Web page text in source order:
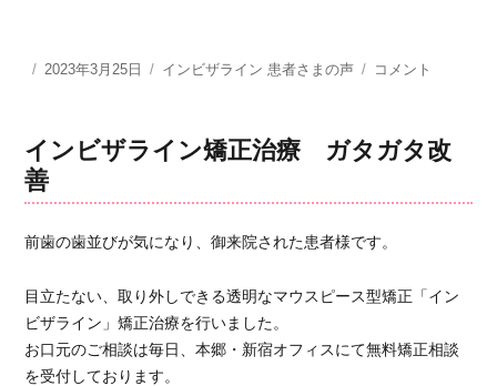
投
2023年3月25日
カ
リ
ー
インビザライン 患者さまの声
今
う
こ
が
と
も
し
コメント
インビザライン矯正治療 ガタガタ改
善
前歯の歯並びが気になり、御来院された患者様です。
目立たない、取り外しできる透明なマウスピース型矯正「イン
ビザライン」矯正治療を行いました。
お口元のご相談は毎日、本郷・新宿オフィスにて無料矯正相談
を受付しております。